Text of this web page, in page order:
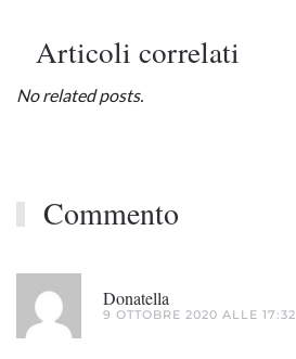
Articoli correlati
No related posts.
Commento
Donatella
9 OTTOBRE 2020 ALLE 17:32